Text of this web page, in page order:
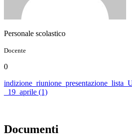
Personale scolastico
Docente
0
_19_aprile (1)
Documenti